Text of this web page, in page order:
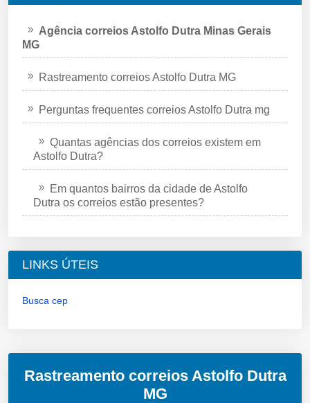
Agência correios Astolfo Dutra Minas Gerais
MG
Rastreamento correios Astolfo Dutra MG
Perguntas frequentes correios Astolfo Dutra mg
Quantas agências dos correios existem em
Astolfo Dutra?
Em quantos bairros da cidade de Astolfo
Dutra os correios estão presentes?
LINKS ÚTEIS
Busca cep
Rastreamento correios Astolfo Dutra
MG